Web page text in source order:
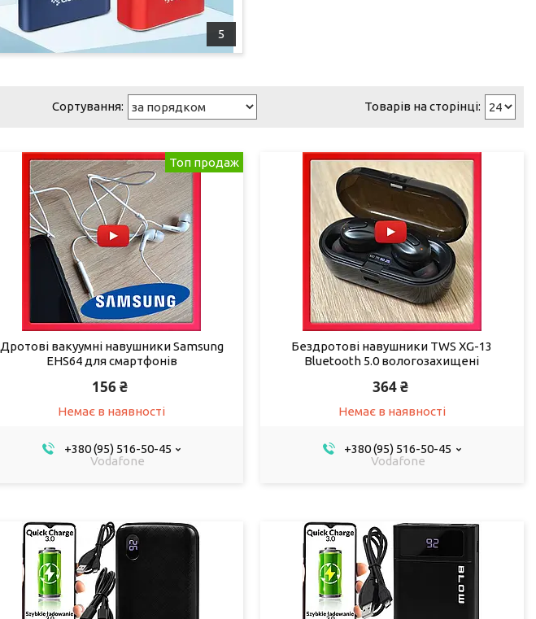
5
Топ продаж
Дротові вакуумні навушники Samsung
EHS64 для смартфонів
156 ₴
Немає в наявності
+380 (95) 516-50-45
Vodafone
Бездротові навушники TWS XG-13
Bluetooth 5.0 вологозахищені
364 ₴
Немає в наявності
+380 (95) 516-50-45
Vodafone